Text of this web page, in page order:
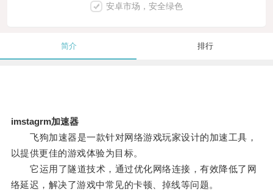
安卓市场，安全绿色
简介 排行
imstagrm加速器
飞狗加速器是一款针对网络游戏玩家设计的加速工具，
以提供更佳的游戏体验为目标。
它运用了隧道技术，通过优化网络连接，有效降低了网
络延迟，解决了游戏中常见的卡顿、掉线等问题。